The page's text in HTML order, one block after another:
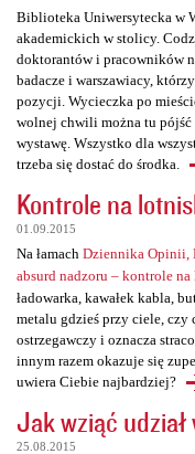
Biblioteka Uniwersytecka w
akademickich w stolicy.
doktorantów i pracowników
badacze i warszawiacy,
pozycji. Wycieczka po
wolnej chwili można tu pójść
wystawę. Wszystko dla
trzeba się dostać do środka.
Kontrole na
01.09.2015
Na łamach Dziennika Opinii,
absurd nadzoru – kontrole
ładowarka, kawałek kabla,
metalu gdzieś przy ciele, czy
ostrzegawczy i oznacza
innym razem okazuje się
uwiera Ciebie najbardziej?
Jak wziąć
25.08.2015